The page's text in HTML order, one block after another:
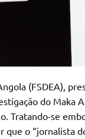
(FSDEA),
do Maka
Tratando-se
que o “jornalista